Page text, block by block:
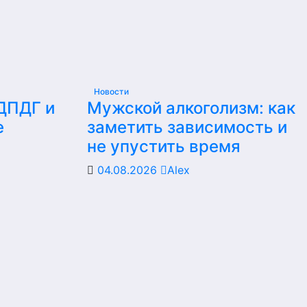
и
Новости
Мужской алкоголизм: как
заметить зависимость и
не упустить время
04.08.2026 Alex